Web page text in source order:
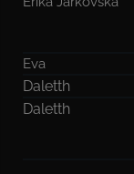
Eva
Daletth
Daletth